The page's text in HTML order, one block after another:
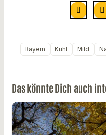
Bayern Kühl Mild
Das könnte Dich auch